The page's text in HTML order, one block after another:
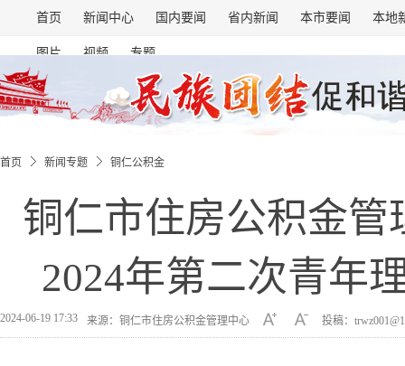
首页 新闻中心 国内要闻 省内新闻 本市要闻 本地
图片 视频 专题
首页 新闻专题 铜仁公积金
铜仁市住房公积金管
2024年第二次青年
2024-06-19 17:33 来源：铜仁市住房公积金管理中心 投稿：